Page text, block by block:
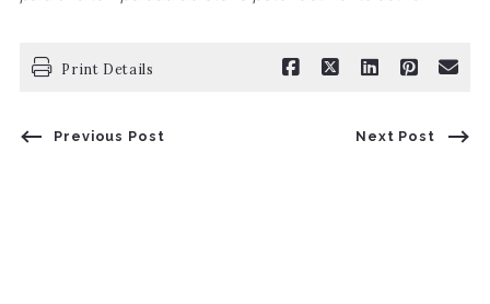
Print Details
Previous Post Next Post